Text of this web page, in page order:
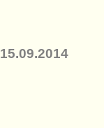
15.09.2014